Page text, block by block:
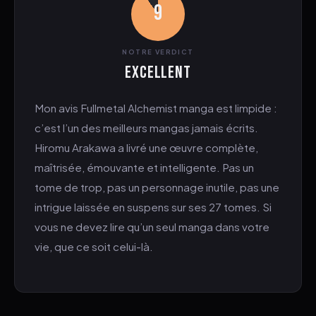
9
NOTRE VERDICT
Excellent
Mon avis Fullmetal Alchemist manga est limpide :
c’est l’un des meilleurs mangas jamais écrits.
Hiromu Arakawa a livré une œuvre complète,
maîtrisée, émouvante et intelligente. Pas un
tome de trop, pas un personnage inutile, pas une
intrigue laissée en suspens sur ses 27 tomes. Si
vous ne devez lire qu’un seul manga dans votre
vie, que ce soit celui-là.